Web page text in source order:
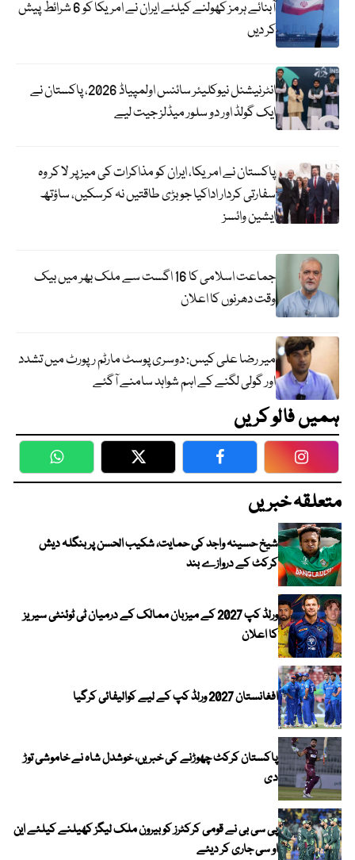
آبنائے ہرمز کھولنے کیلئے ایران نے امریکا کو 6 شرائط پیش
کر دیں
انٹرنیشنل نیوکلیئر سائنس اولمپیاڈ 2026، پاکستان نے
ایک گولڈ اور دو سلور میڈلز جیت لیے
پاکستان نے امریکا، ایران کو مذاکرات کی میز پر لا کر وہ
سفارتی کردار اداکیا جو بڑی طاقتیں نہ کرسکیں، ساؤتھ
ایشین وائسز
جماعت اسلامی کا 16 اگست سے ملک بھر میں بیک
وقت دھرنوں کا اعلان
میر رضا علی کیس: دوسری پوسٹ مارٹم رپورٹ میں تشدد
اور گولی لگنے کے اہم شواہد سامنے آگئے
ہمیں فالو کریں
WhatsApp Twitter Facebook
متعلقہ خبریں
شیخ حسینہ واجد کی حمایت، شکیب الحسن پر بنگلہ دیش
کرکٹ کے دروازے بند
ورلڈ کپ 2027 کے میزبان ممالک کے درمیان ٹی ٹوئنٹی سیریز
کا اعلان
افغانستان 2027 ورلڈ کپ کے لیے کوالیفائی کرگیا
پاکستان کرکٹ چھوڑنے کی خبریں، خوشدل شاہ نے خاموشی توڑ
دی
پی سی بی نے قومی کرکٹرز کو بیرون ملک لیگز کھیلنے کیلئے این
او سی جاری کر دیئے